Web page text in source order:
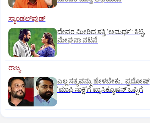
ಸ್ಯಾಂಡಲ್‌ವುಡ್‌
ದೇವರ ಮೀರಿದ ಶಕ್ತಿ ʼಅಮರ್ಥʼ: ಕಿಟ್ಟಿ,
ಮೇಘನಾ ನಟನೆ
ರಾಜ್ಯ
ಎಲ್ಲ ಸತ್ಯವನ್ನು ಹೇಳಬೇಕು.. ಪ್ರದೋಷ್‌
ʼಮಾಫಿ ಸಾಕ್ಷಿʼಗೆ ಪ್ರಾಸಿಕ್ಯೂಷನ್ ಒಪ್ಪಿಗೆ